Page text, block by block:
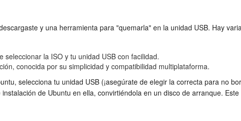
y una herramienta para "quemarla" en la unidad USB. Hay
la ISO y tu unidad USB con facilidad.
conocida por su simplicidad y compatibilidad multiplataforma.
selecciona tu unidad USB (¡asegúrate de elegir la correcta para no
de Ubuntu en ella, convirtiéndola en un disco de arranque.